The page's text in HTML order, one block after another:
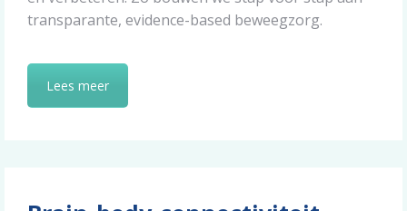
transparante, evidence-based beweegzorg.
Lees meer